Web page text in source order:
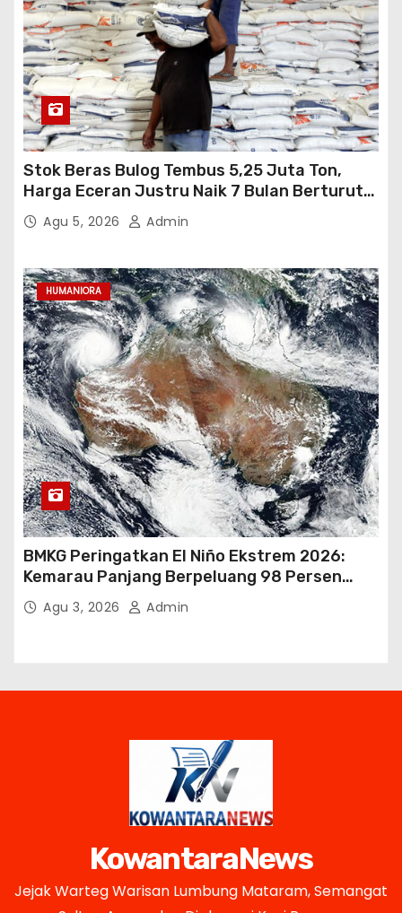
Stok Beras Bulog Tembus 5,25 Juta Ton,
Harga Eceran Justru Naik 7 Bulan Berturut-
TurutAgu 5, 2026 Admin
HUMANIORA
BMKG Peringatkan El Niño Ekstrem 2026:
Kemarau Panjang Berpeluang 98 Persen
hingga Awal 2027
Agu 3, 2026 Admin
KowantaraNews
Jejak Warteg Warisan Lumbung Mataram, Semangat